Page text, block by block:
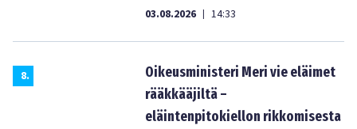
03.08.2026 | 14:33
8.
Oikeusministeri Meri vie eläimet
rääkkääjiltä –
eläintenpitokiellon rikkomisesta